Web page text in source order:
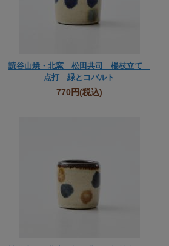
読谷山焼・北窯 松田共司 楊枝立て
点打 緑とコバルト
770円(税込)